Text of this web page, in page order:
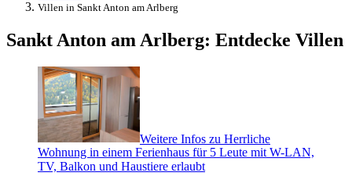
Villen in Sankt Anton am Arlberg
Sankt Anton am Arlberg: Entdecke Villen
Weitere Infos zu Herrliche
Wohnung in einem Ferienhaus für 5 Leute mit W-LAN,
TV, Balkon und Haustiere erlaubt